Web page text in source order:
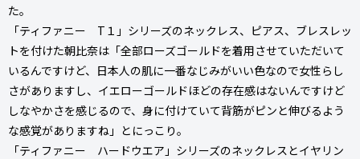
た。
「ティファニー T１」シリーズのネックレス、ピアス、ブレスレッ
トを付けた朝比奈は「全部ローズゴールドを着用させていただいて
いるんですけど、日本人の肌に一番なじみがいい色なので女性らし
さがありますし、イエローゴールドほどの存在感はないんですけど
しなやかさを感じるので、身に付けていて背筋がピンと伸びるよう
な感覚がありますね」とにっこり。
「ティファニー ハードウエア」シリーズのネックレスとイヤリン